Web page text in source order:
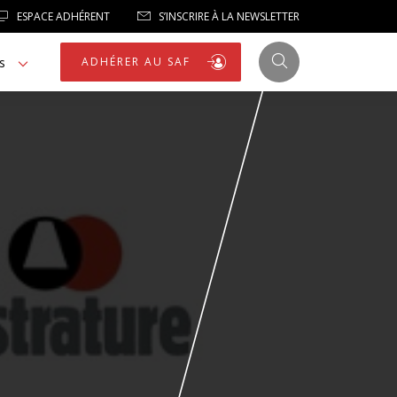
ESPACE ADHÉRENT S’INSCRIRE À LA NEWSLETTER
ADHÉRER AU SAF
LIBERTÉS
LIBERTÉS PUBLIQUES
LOGEMENT